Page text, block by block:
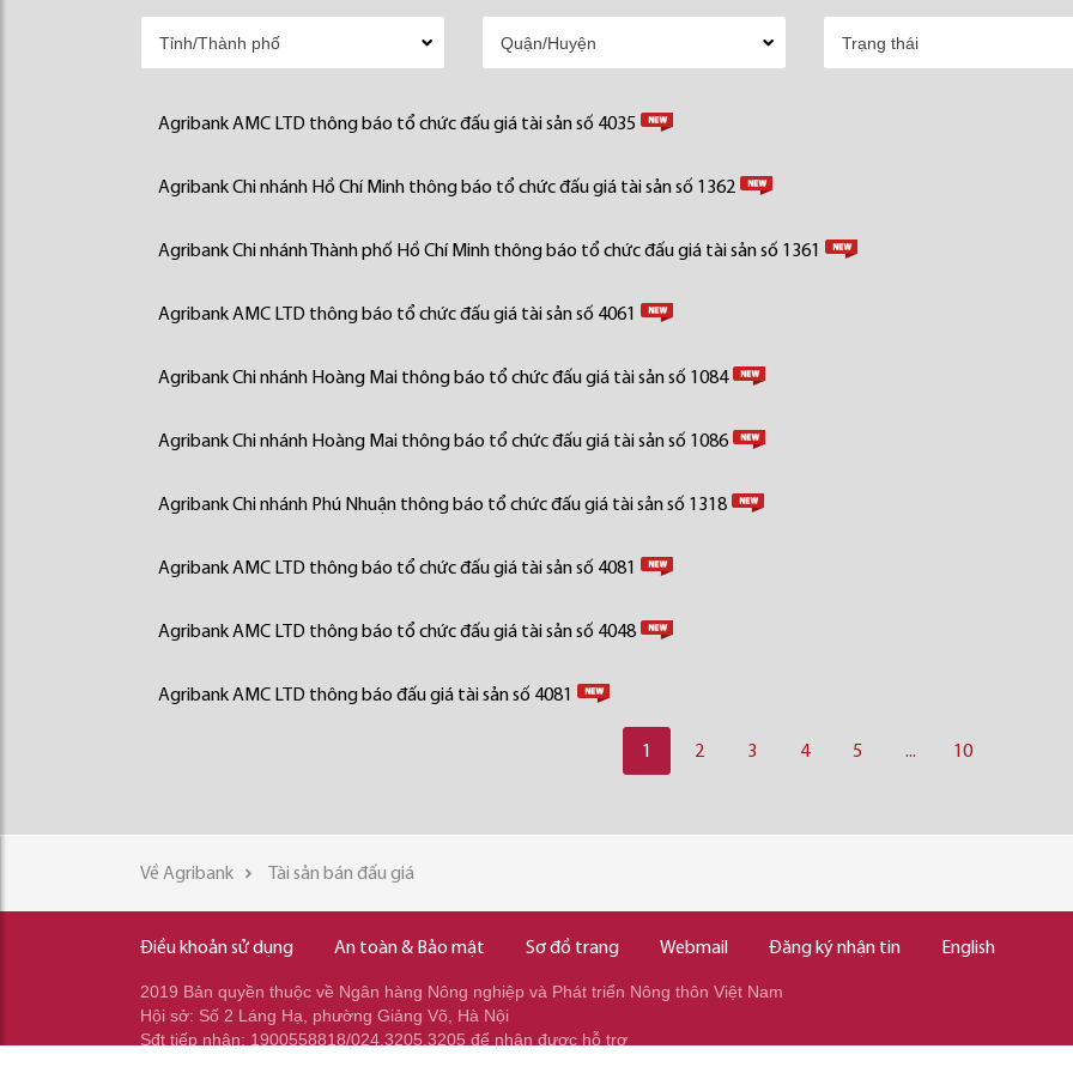
Agribank AMC LTD thông báo tổ chức đấu giá tài sản số 4035
Agribank Chi nhánh Hồ Chí Minh thông báo tổ chức đấu giá tài sản số 1362
Agribank Chi nhánh Thành phố Hồ Chí Minh thông báo tổ chức đấu giá tài sản số 1361
Agribank AMC LTD thông báo tổ chức đấu giá tài sản số 4061
Agribank Chi nhánh Hoàng Mai thông báo tổ chức đấu giá tài sản số 1084
Agribank Chi nhánh Hoàng Mai thông báo tổ chức đấu giá tài sản số 1086
Agribank Chi nhánh Phú Nhuận thông báo tổ chức đấu giá tài sản số 1318
Agribank AMC LTD thông báo tổ chức đấu giá tài sản số 4081
Agribank AMC LTD thông báo tổ chức đấu giá tài sản số 4048
Agribank AMC LTD thông báo đấu giá tài sản số 4081
1 2 3 4 5 ... 10
Về Agribank Tài sản bán đấu giá
Điều khoản sử dụng An toàn & Bảo mật Sơ đồ trang Webmail Đăng ký nhận tin English
2019 Bản quyền thuộc về Ngân hàng Nông nghiệp và Phát triển Nông thôn Việt Nam
Hội sở: Số 2 Láng Hạ, phường Giảng Võ, Hà Nội
Sđt tiếp nhận: 1900558818/024.3205.3205 để nhận được hỗ trợ